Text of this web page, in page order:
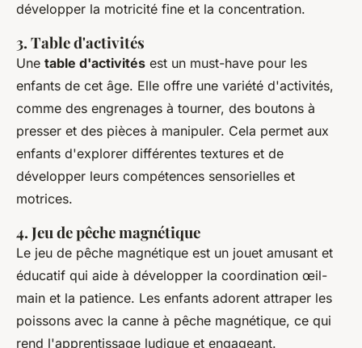
développer la motricité fine et la concentration.
3. Table d'activités
Une table d'activités est un must-have pour les
enfants de cet âge. Elle offre une variété d'activités,
comme des engrenages à tourner, des boutons à
presser et des pièces à manipuler. Cela permet aux
enfants d'explorer différentes textures et de
développer leurs compétences sensorielles et
motrices.
4. Jeu de pêche magnétique
Le jeu de pêche magnétique est un jouet amusant et
éducatif qui aide à développer la coordination œil-
main et la patience. Les enfants adorent attraper les
poissons avec la canne à pêche magnétique, ce qui
rend l'apprentissage ludique et engageant.